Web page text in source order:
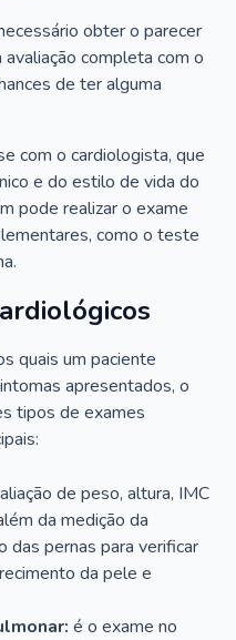
obter o parecer
completa com o
de ter alguma
com o cardiologista, que
e do estilo de vida do
pode realizar o exame
como o teste
quais um paciente
apresentados, o
tipos de exames
de peso, altura, IMC
da medição da
das pernas para verificar
da pele e
é o exame no